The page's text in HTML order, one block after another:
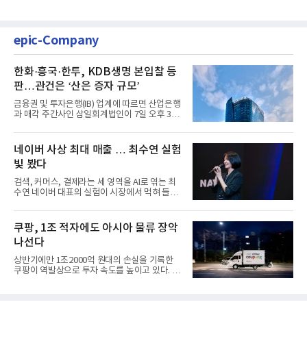
epic-Company
한화·흥국·한투, KDB생명 본입찰 등
판…관건은 ‘산은 증자 규모’
금융권 및 투자은행(IB) 업계에 따르면 산업은행
과 매각 주간사인 삼일회계법인이 7일 오후 3시
네이버 사상 최대 매출 … 최수연 실험
빛 봤다
검색, 커머스, 결제라는 세 영역을 AI로 엮는 최
수연 네이버 대표의 실험이 시장에서 먹혀 들어
쿠팡, 1조 적자에도 아시아 물류 장악
나선다
상반기에만 1조2000억 원대의 손실을 기록한
쿠팡이 역발상으로 투자 속도를 높이고 있다. 이